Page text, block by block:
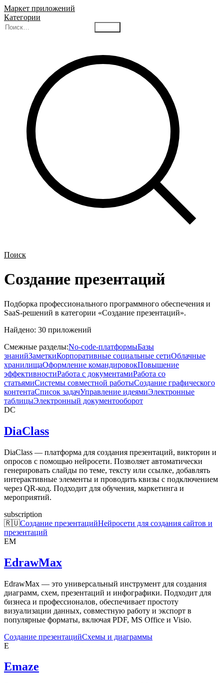
Маркет приложений
Категории
Поиск
Создание презентаций
Подборка профессионального программного обеспечения и
SaaS-решений в категории «Создание презентаций».
Найдено: 30 приложений
Смежные разделы:No-code-платформыБазы
знанийЗаметкиКорпоративные социальные сетиОблачные
хранилищаОформление командировокПовышение
эффективностиРабота с документамиРабота со
статьямиСистемы совместной работыСоздание графического
контентаСписок задачУправление идеямиЭлектронные
таблицыЭлектронный документооборот
DC
DiaClass
DiaClass — платформа для создания презентаций, викторин и
опросов с помощью нейросети. Позволяет автоматически
генерировать слайды по теме, тексту или ссылке, добавлять
интерактивные элементы и проводить квизы с подключением
через QR-код. Подходит для обучения, маркетинга и
мероприятий.
subscription
🇷🇺Создание презентацийНейросети для создания сайтов и
презентаций
EM
EdrawMax
EdrawMax — это универсальный инструмент для создания
диаграмм, схем, презентаций и инфографики. Подходит для
бизнеса и профессионалов, обеспечивает простоту
визуализации данных, совместную работу и экспорт в
популярные форматы, включая PDF, MS Office и Visio.
Создание презентацийСхемы и диаграммы
E
Emaze